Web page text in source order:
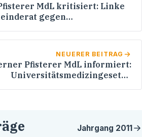
MdL kritisiert: Linke
gegen
NEUERER BEITRAG
Pfisterer MdL informiert:
Universitätsmedizingesetz -
Jahrgang 2011